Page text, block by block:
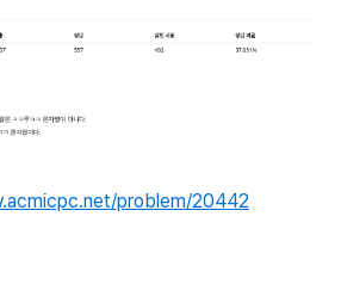
problem/20442